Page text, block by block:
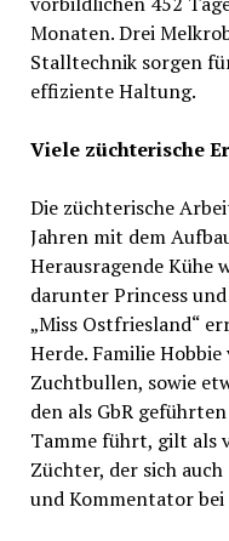
Monaten. Drei
Stalltechnik sorgen
effiziente Haltung.
Viele züchterische
Die züchterische
Jahren mit dem
Herausragende Kühe
darunter Princess
„Miss Ostfriesland“
Herde. Familie
Zuchtbullen, sowie
den als GbR
Tamme führt, gilt als
Züchter, der sich
und Kommentator